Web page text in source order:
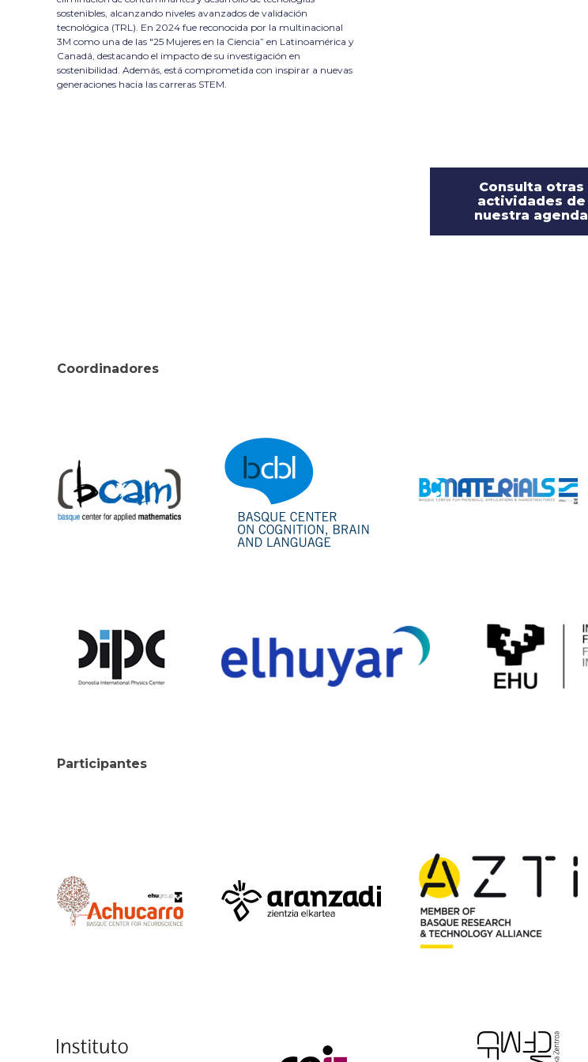
sostenibles, alcanzando niveles avanzados de validación
tecnológica (TRL). En 2024 fue reconocida por la multinacional
3M como una de las "25 Mujeres en la Ciencia” en Latinoamérica y
Canadá, destacando el impacto de su investigación en
sostenibilidad. Además, está comprometida con inspirar a nuevas
generaciones hacia las carreras STEM.
Consulta otras
actividades de
nuestra agenda
Coordinadores
Participantes